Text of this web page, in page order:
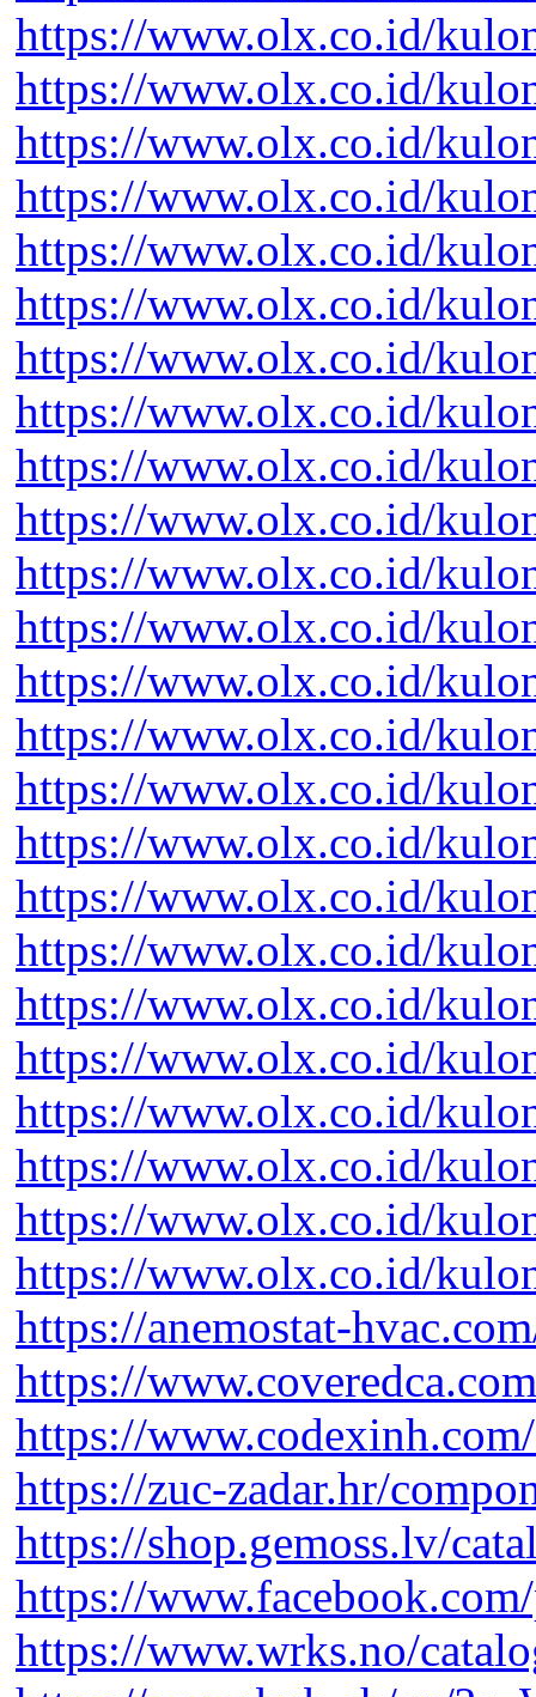
https://www.olx.co.id/
https://www.olx.co.id/
https://www.olx.co.id/
https://www.olx.co.id/
https://www.olx.co.id/
https://www.olx.co.id/
https://www.olx.co.id/
https://www.olx.co.id/
https://www.olx.co.id/
https://www.olx.co.id/
https://www.olx.co.id/
https://www.olx.co.id/
https://www.olx.co.id/
https://www.olx.co.id/
https://www.olx.co.id/
https://www.olx.co.id/
https://www.olx.co.id/
https://www.olx.co.id/
https://www.olx.co.id/
https://www.olx.co.id/
https://www.olx.co.id/
https://www.olx.co.id/
https://www.olx.co.id/
https://www.olx.co.id/
https://anemostat-
https://
https://
https://zuc-zadar.hr/
https://shop.gemoss.lv/
https://
https://www.wrks.no/